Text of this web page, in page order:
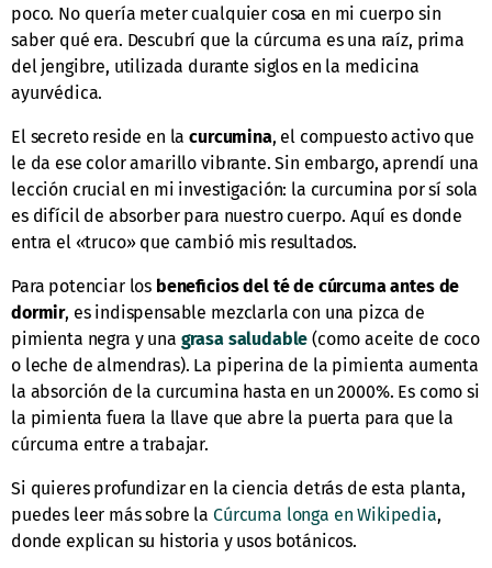
poco. No quería meter cualquier cosa en mi cuerpo sin
saber qué era. Descubrí que la cúrcuma es una raíz, prima
del jengibre, utilizada durante siglos en la medicina
ayurvédica.
El secreto reside en lacurcumina, el compuesto activo que
le da ese color amarillo vibrante. Sin embargo, aprendí una
lección crucial en mi investigación: la curcumina por sí sola
es difícil de absorber para nuestro cuerpo. Aquí es donde
entra el «truco» que cambió mis resultados.
Para potenciar los beneficios del té de cúrcuma antes de
dormir, es indispensable mezclarla con una pizca de
pimienta negra y una grasa saludable (como aceite de coco
o leche de almendras). La piperina de la pimienta aumenta
la absorción de la curcumina hasta en un 2000%. Es como si
la pimienta fuera la llave que abre la puerta para que la
cúrcuma entre a trabajar.
Si quieres profundizar en la ciencia detrás de esta planta,
puedes leer más sobre la Cúrcuma longa en Wikipedia,
donde explican su historia y usos botánicos.